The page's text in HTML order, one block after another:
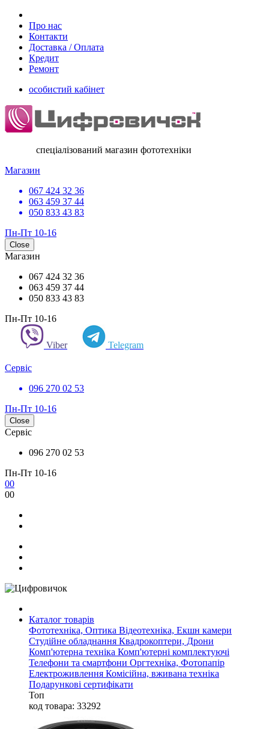
Про нас
Контакти
Доставка / Оплата
Кредит
Ремонт
особистий кабінет
спеціалізований магазин фототехніки
Магазин
067 424 32 36
063 459 37 44
050 833 43 83
Пн-Пт 10-16
Close
Магазин
067 424 32 36
063 459 37 44
050 833 43 83
Пн-Пт 10-16
Viber Telegram
Сервіс
096 270 02 53
Пн-Пт 10-16
Close
Сервіс
096 270 02 53
Пн-Пт 10-16
00
00
Каталог товарів
Фототехніка, Оптика Відеотехніка, Екшн камери
Студійне обладнання Квадрокоптери, Дрони
Комп'ютерна техніка Комп'ютерні комплектуючі
Телефони та смартфони Оргтехніка, Фотопапір
Електроживлення Комісійна, вживана техніка
Подарункові сертифікати
Топ
код товара: 33292